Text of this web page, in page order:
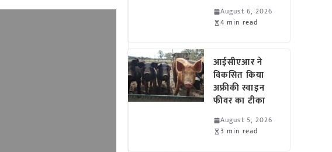
August 6, 2026
4 min read
आईसीएआर ने
विकसित किया
अफ्रीकी स्वाइन
फीवर का टीका
August 5, 2026
3 min read